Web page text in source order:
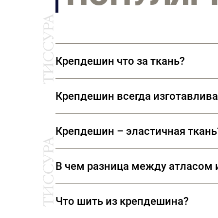
Крепдешин что за ткань?
мире моды за свою
популярностью у китайских
Крепдешин всегда
или синтетических.
Крепдешин – эластичная
есть эластан, то ткань слегка
В чем разница между атласом
произведенный из скрученных
Что шить из крепдешина?